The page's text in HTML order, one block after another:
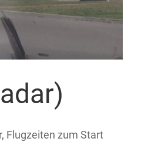
Flugzeiten zum Start